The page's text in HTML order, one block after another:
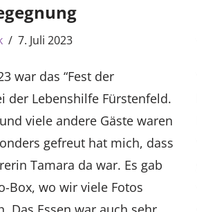
7. Juli 2023
war das “Fest der
der Lebenshilfe Fürstenfeld.
viele andere Gäste waren
gefreut hat mich, dass
Tamara da war. Es gab
Box, wo wir viele Fotos